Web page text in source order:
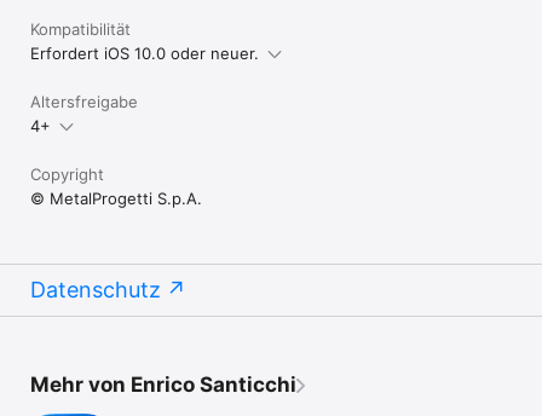
Kompatibilität
Erfordert iOS 10.0 oder neuer.
Altersfreigabe
4+
Copyright
© MetalProgetti S.p.A.
Datenschutz
Mehr von Enrico Santicchi